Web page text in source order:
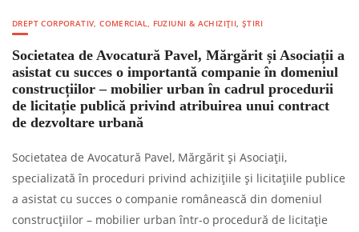
DREPT CORPORATIV, COMERCIAL, FUZIUNI & ACHIZIȚII,ȘTIRI
Societatea de Avocatură Pavel, Mărgărit și Asociații a
asistat cu succes o importantă companie în domeniul
construcțiilor – mobilier urban în cadrul procedurii
de licitație publică privind atribuirea unui contract
de dezvoltare urbană
Societatea de Avocatură Pavel, Mărgărit și Asociații,
specializată în proceduri privind achizițiile și licitațiile publice
a asistat cu succes o companie românească din domeniul
construcțiilor – mobilier urban într-o procedură de licitație